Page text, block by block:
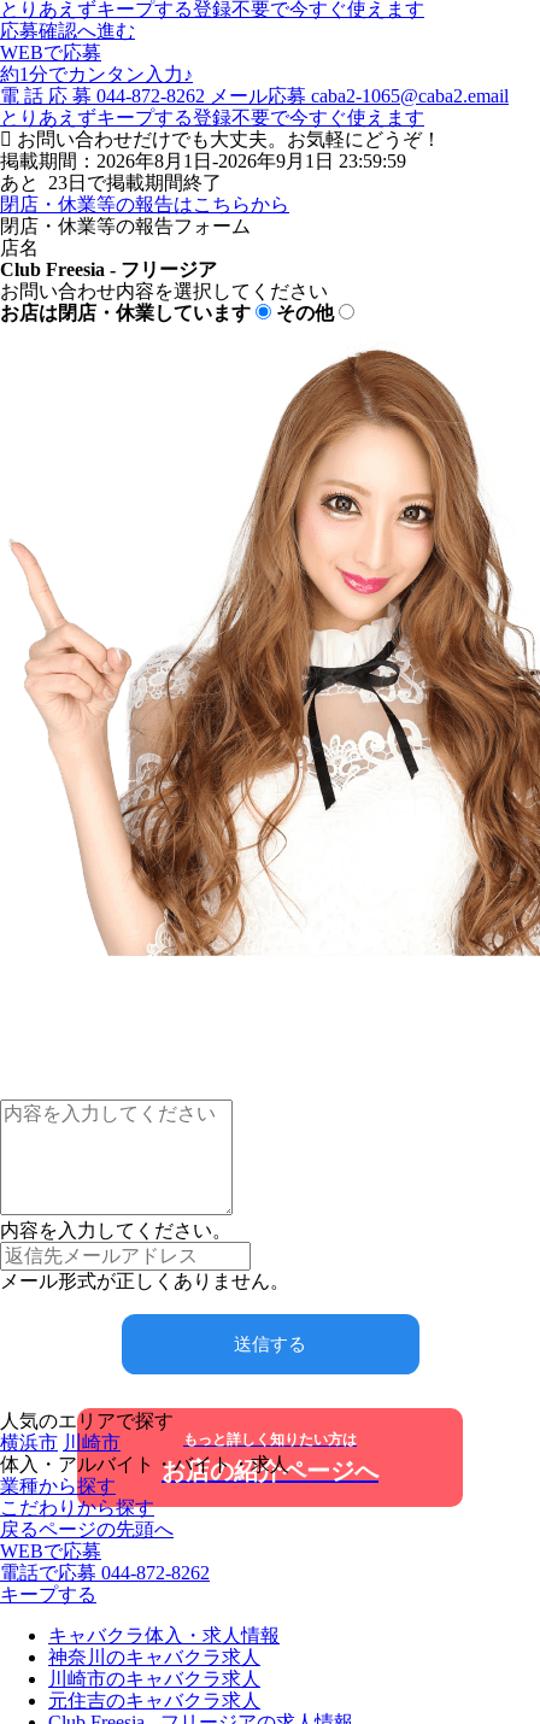
とりあえずキープする登録不要で今すぐ使えます
応募確認へ進む
WEBで応募
約1分でカンタン入力♪
電 話 応 募 044-872-8262 メール応募 caba2-1065@caba2.email
とりあえずキープする登録不要で今すぐ使えます
お問い合わせだけでも大丈夫。お気軽にどうぞ！
掲載期間：2026年8月1日-2026年9月1日 23:59:59
あと 23日で掲載期間終了
閉店・休業等の報告はこちらから
閉店・休業等の報告フォーム
店名
Club Freesia - フリージア
お問い合わせ内容を選択してください
お店は閉店・休業しています
その他
内容を入力してください。
メール形式が正しくありません。
送信する
もっと詳しく知りたい方は
お店の紹介ページへ
人気のエリアで探す
横浜市 川崎市
体入・アルバイト・バイト・求人
業種から探す
こだわりから探す
戻るページの先頭へ
WEBで応募
電話で応募 044-872-8262
キープする
キャバクラ体入・求人情報
神奈川のキャバクラ求人
川崎市のキャバクラ求人
元住吉のキャバクラ求人